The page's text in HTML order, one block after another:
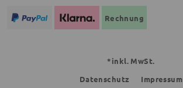
Rechnung
*inkl. MwSt.
Datenschutz
Impressum